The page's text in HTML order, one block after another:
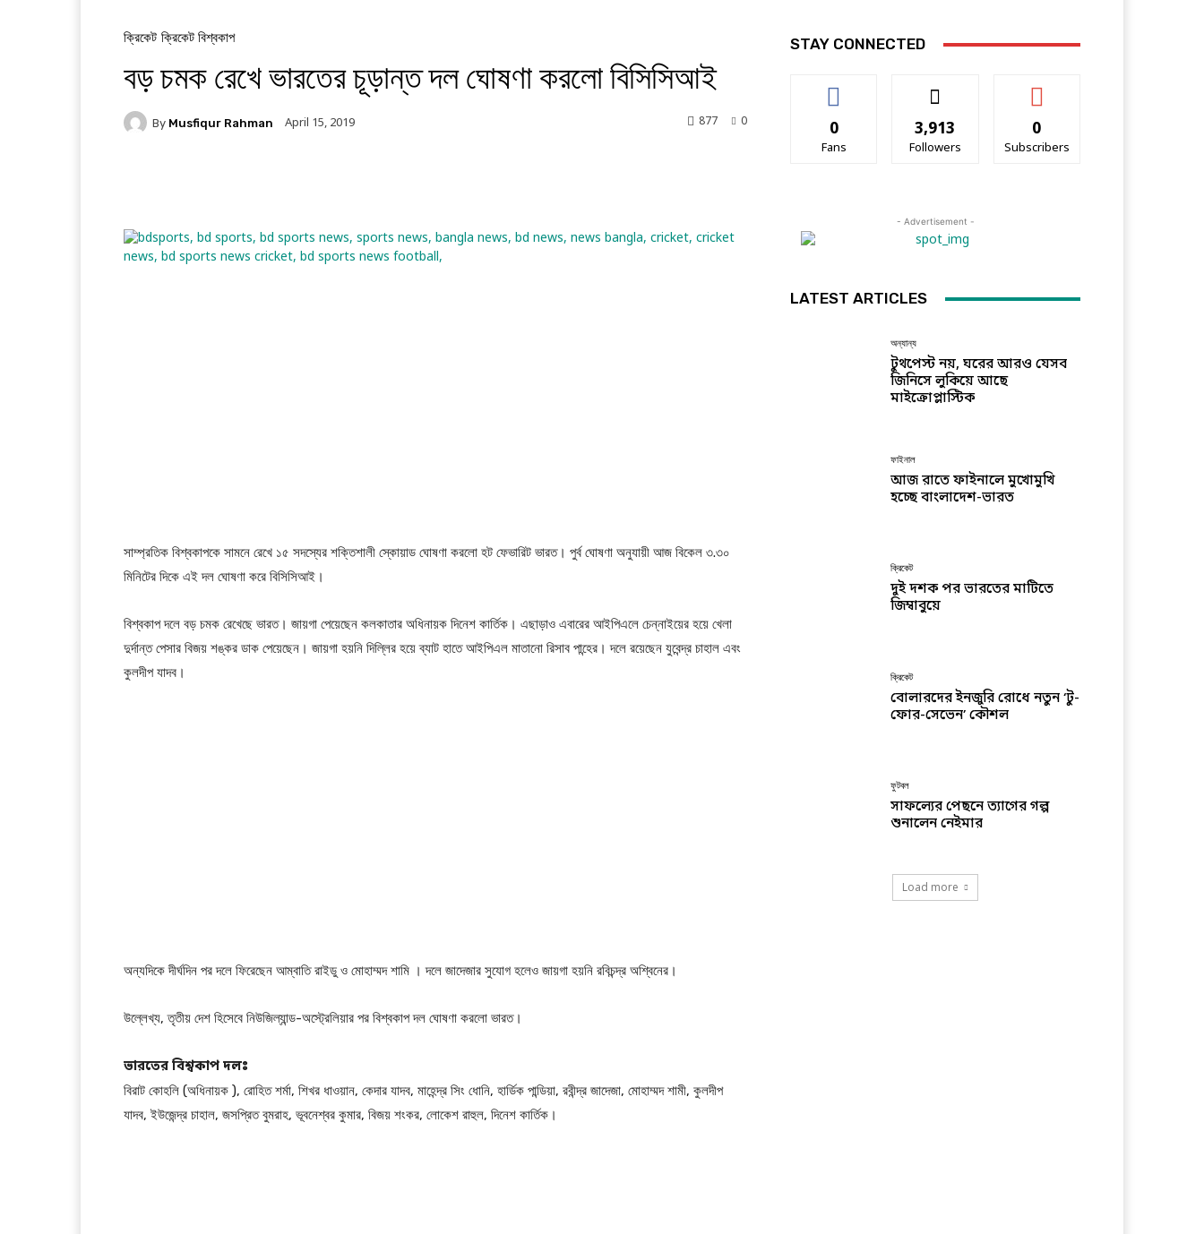
ক্রিকেট ক্রিকেট বিশ্বকাপ
বড় চমক রেখে ভারতের চূড়ান্ত দল ঘোষণা করলো বিসিসিআই
By Musfiqur Rahman April 15, 2019 0
877
সাম্প্রতিক বিশ্বকাপকে সামনে রেখে ১৫ সদস্যের শক্তিশালী স্কোয়াড ঘোষণা করলো হট ফেভারিট ভারত। পুর্ব ঘোষণা অনুযায়ী আজ বিকেল ৩.৩০
মিনিটের দিকে এই দল ঘোষণা করে বিসিসিআই।
বিশ্বকাপ দলে বড় চমক রেখেছে ভারত। জায়গা পেয়েছেন কলকাতার অধিনায়ক দিনেশ কার্তিক। এছাড়াও এবারের আইপিএলে চেন্নাইয়ের হয়ে খেলা
দুর্দান্ত পেসার বিজয় শঙ্কর ডাক পেয়েছেন। জায়গা হয়নি দিল্লির হয়ে ব্যাট হাতে আইপিএল মাতানো রিসাব পান্হের। দলে রয়েছেন যুবেন্দ্র চাহাল এবং
কুলদীপ যাদব।
অন্যদিকে দীর্ঘদিন পর দলে ফিরেছেন আম্বাতি রাইডু ও মোহাম্মদ শামি । দলে জাদেজার সুযোগ হলেও জায়গা হয়নি রবিচন্দ্র অশ্বিনের।
উল্লেখ্য, তৃতীয় দেশ হিসেবে নিউজিল্যান্ড-অস্ট্রেলিয়ার পর বিশ্বকাপ দল ঘোষণা করলো ভারত।
ভারতের বিশ্বকাপ দলঃ
বিরাট কোহলি (অধিনায়ক ), রোহিত শর্মা, শিখর ধাওয়ান, কেদার যাদব, মাহেন্দ্র সিং ধোনি, হার্ডিক পান্ডিয়া, রবীন্দ্র জাদেজা, মোহাম্মদ শামী, কুলদীপ
যাদব, ইউজেন্দ্র চাহাল, জসপ্রিত বুমরাহ, ভূবনেশ্বর কুমার, বিজয় শংকর, লোকেশ রাহুল, দিনেশ কার্তিক।
STAY CONNECTED
0
Fans
3,913
Followers
0
Subscribers
- Advertisement -
LATEST ARTICLES
অন্যান্য
টুথপেস্ট নয়, ঘরের আরও যেসব
জিনিসে লুকিয়ে আছে
মাইক্রোপ্লাস্টিক
ফাইনাল
আজ রাতে ফাইনালে মুখোমুখি
হচ্ছে বাংলাদেশ-ভারত
ক্রিকেট
দুই দশক পর ভারতের মাটিতে
জিম্বাবুয়ে
ক্রিকেট
বোলারদের ইনজুরি রোধে নতুন ‘টু-
ফোর-সেভেন’ কৌশল
ফুটবল
সাফল্যের পেছনে ত্যাগের গল্প
শুনালেন নেইমার
Load more